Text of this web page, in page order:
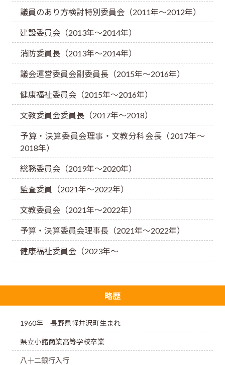
議員のあり方検討特別委員会（2011年～2012年）
建設委員会（2013年～2014年）
消防委員長（2013年～2014年）
議会運営委員会副委員長（2015年～2016年）
健康福祉委員会（2015年～2016年）
文教委員会委員長（2017年～2018）
予算・決算委員会理事・文教分科会長（2017年～
2018年）
総務委員会（2019年～2020年）
監査委員（2021年～2022年）
文教委員会（2021年～2022年）
予算・決算委員会理事長（2021年～2022年）
健康福祉委員会（2023年～
略歴
1960年 長野県軽井沢町生まれ
県立小諸商業高等学校卒業
八十二銀行入行